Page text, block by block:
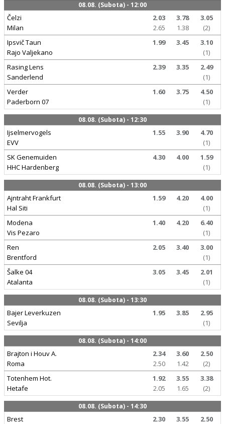
08.08. (Subota) - 12:00
Čelzi
Milan
2.03 3.78
3.05
2.65
1.38
(2)
Ipsvič Taun
Rajo Valjekano
1.99 3.45
3.10
(1)
Rasing Lens
Sanderlend
2.39 3.35
2.49
(1)
Verder
Paderborn 07
1.60 3.75
4.50
(1)
08.08. (Subota) - 12:30
Ijselmervogels
EVV
1.55 3.90
4.70
(1)
SK Genemuiden
HHC Hardenberg
4.30 4.00
1.59
(1)
08.08. (Subota) - 13:00
Ajntraht Frankfurt
Hal Siti
1.59 4.20
4.00
(1)
Modena
Vis Pezaro
1.40 4.20
6.40
(1)
Ren
Brentford
2.05 3.40
3.00
(1)
Šalke 04
Atalanta
3.05 3.45
2.01
(1)
08.08. (Subota) - 13:30
Bajer Leverkuzen
Sevilja
1.95 3.85
2.95
(1)
08.08. (Subota) - 14:00
Brajton i Houv A.
Roma
2.34 3.60
2.50
2.50
1.42
(2)
Totenhem Hot.
Hetafe
1.92 3.55
3.38
2.05
1.65 (2)
08.08. (Subota) - 14:30
Brest
2.30 3.55
2.50